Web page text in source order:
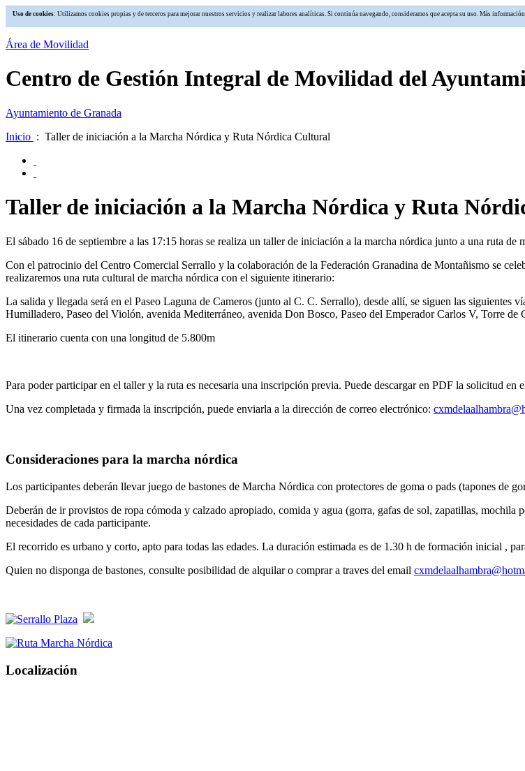
Uso de cookies: Utilizamos cookies propias y de terceros para mejorar nuestros servicios y realizar labores analíticas. Si continúa navegando, consideramos que acepta su uso. Más
Área de Movilidad
Centro de Gestión Integral de Movilidad del
Ayuntamiento de Granada
Inicio : Taller de iniciación a la Marcha Nórdica y Ruta Nórdica Cultural
Taller de iniciación a la Marcha Nórdica y Ruta
El sábado 16 de septiembre a las 17:15 horas se realiza un taller de iniciación a la marcha nórdica junto a una ruta
Con el patrocinio del Centro Comercial Serrallo y la colaboración de la Federación Granadina de Montañismo se
realizaremos una ruta cultural de marcha nórdica con el siguiente itinerario:
La salida y llegada será en el Paseo Laguna de Cameros (junto al C. C. Serrallo), desde allí, se siguen las siguientes
Humilladero, Paseo del Violón, avenida Mediterráneo, avenida Don Bosco, Paseo del Emperador Carlos V, Torre de
El itinerario cuenta con una longitud de 5.800m
Para poder participar en el taller y la ruta es necesaria una inscripción previa. Puede descargar en PDF la solicitud en
Una vez completada y firmada la inscripción, puede enviarla a la dirección de correo electrónico:
Consideraciones para la marcha nórdica
Los participantes deberán llevar juego de bastones de Marcha Nórdica con protectores de goma o pads (tapones de
Deberán de ir provistos de ropa cómoda y calzado apropiado, comida y agua (gorra, gafas de sol, zapatillas, mochila
necesidades de cada participante.
El recorrido es urbano y corto, apto para todas las edades. La duración estimada es de 1.30 h de formación inicial ,
Quien no disponga de bastones, consulte posibilidad de alquilar o comprar a traves del email
Localización